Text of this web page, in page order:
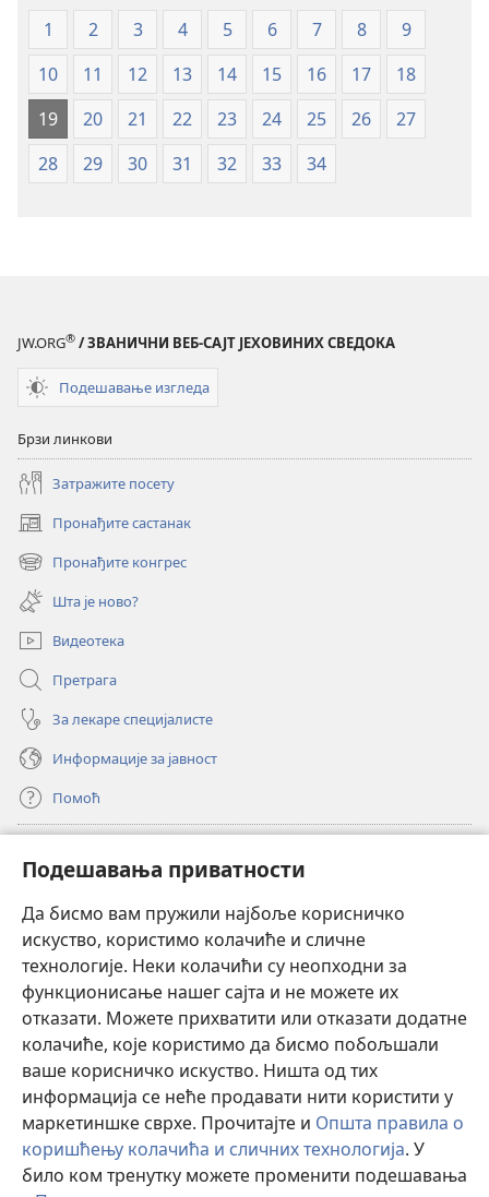
Подешавања приватности
Да бисмо вам пружили најбоље корисничко
искуство, користимо колачиће и сличне
технологије. Неки колачићи су неопходни за
функционисање нашег сајта и не можете их
отказати. Можете прихватити или отказати додатне
колачиће, које користимо да бисмо побољшали
ваше корисничко искуство. Ништа од тих
информација се неће продавати нити користити у
маркетиншке сврхе. Прочитајте и Општа правила о
коришћењу колачића и сличних технологија. У
било ком тренутку можете променити подешавања
Нови
свет
(меки
повез)
1 2 3 4 5 6 7 8
9
10
11 12 13 14 15 16 17
18
19
20 21 22 23 24 25 26
27
28
29 30 31 32 33 34
JW.ORG® / ЗВАНИЧНИ ВЕБ-САЈТ ЈЕХОВИНИХ СВЕДОКА
Подешавање изгледа
Брзи линкови
Затражите посету
Пронађите састанак
(отвара
нови
прозор)
Пронађите конгрес
(отвара
нови
прозор)
Шта је ново?
Видеотека
Претрага
За лекаре специјалисте
Информације за јавност
Помоћ
(отвара
нови
прозор)ОНЛАЈН БИБЛИОТЕКА Watchtower
(отвара
нови
прозор)JW Hub®
(отвара
нови
прозор)JW Library
Watchtower Library ®
Copyright© 2026 Watch Tower Bible and Tract Society of Pennsylvania.